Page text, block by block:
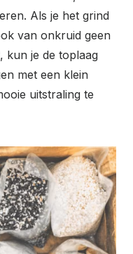
Als je het grind
van onkruid geen
kun je de toplaag
met een klein
uitstraling te